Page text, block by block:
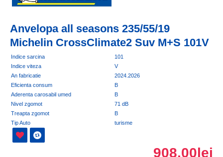
Anvelopa all seasons 235/55/19
Michelin CrossClimate2 Suv M+S 101V
Indice sarcina
101
Indice viteza
V
An fabricatie
2024.2026
Eficienta consum
B
Aderenta carosabil umed
B
Nivel zgomot
71 dB
Treapta zgomot
B
Tip Auto
turisme
908,00lei